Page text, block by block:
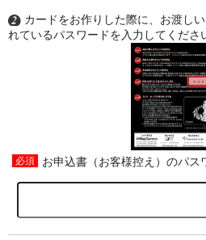
カードをお作りした際に、お渡し
れているパスワードを入力してくださ
お申込書（お客様控え）のパス